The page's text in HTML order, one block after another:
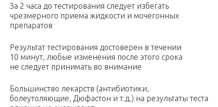
За 2 часа до тестирования следует избегать
чрезмерного приема жидкости и мочегонных
препаратов
Результат тестирования достоверен в течении
10 минут, любые изменения после этого срока
не следует принимать во внимание
Большинство лекарств (антибиотики,
болеутоляющие, Дюфастон и т.д.) на результаты теста